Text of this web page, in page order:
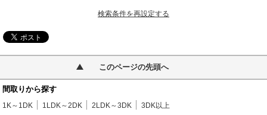
検索条件を再設定する
このページの先頭へ
間取りから探す
1K～1DK 1LDK～2DK 2LDK～3DK 3DK以上